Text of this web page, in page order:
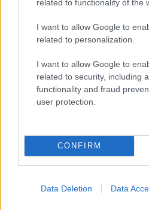
related to functionality of the
I want to allow Google to
related to personalization.
I want to allow Google to
related to security, including
functionality and fraud
user protection.
CONFIRM
Data Deletion Data
denunciato un clochard
ULTIME NOTIZIE